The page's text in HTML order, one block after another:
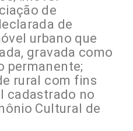
de
de
urbano que
gravada como
permanente;
rural com fins
cadastrado no
Cultural de